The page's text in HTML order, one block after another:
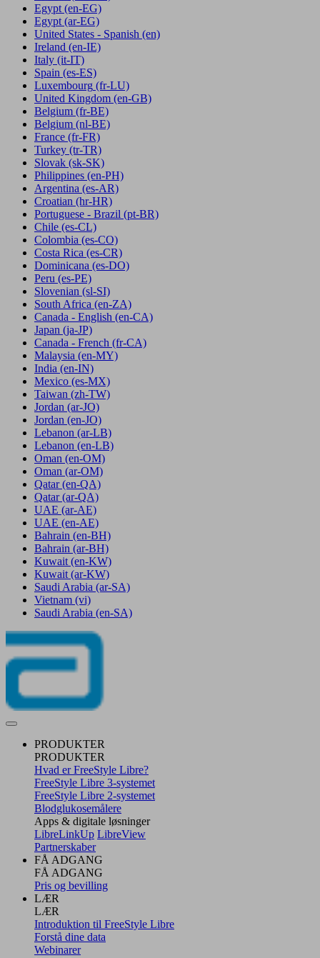
Egypt (en-EG)
Egypt (ar-EG)
United States - Spanish (en)
Ireland (en-IE)
Italy (it-IT)
Spain (es-ES)
Luxembourg (fr-LU)
United Kingdom (en-GB)
Belgium (fr-BE)
Belgium (nl-BE)
France (fr-FR)
Turkey (tr-TR)
Slovak (sk-SK)
Philippines (en-PH)
Argentina (es-AR)
Croatian (hr-HR)
Portuguese - Brazil (pt-BR)
Chile (es-CL)
Colombia (es-CO)
Costa Rica (es-CR)
Dominicana (es-DO)
Peru (es-PE)
Slovenian (sl-SI)
South Africa (en-ZA)
Canada - English (en-CA)
Japan (ja-JP)
Canada - French (fr-CA)
Malaysia (en-MY)
India (en-IN)
Mexico (es-MX)
Taiwan (zh-TW)
Jordan (ar-JO)
Jordan (en-JO)
Lebanon (ar-LB)
Lebanon (en-LB)
Oman (en-OM)
Oman (ar-OM)
Qatar (en-QA)
Qatar (ar-QA)
UAE (ar-AE)
UAE (en-AE)
Bahrain (en-BH)
Bahrain (ar-BH)
Kuwait (en-KW)
Kuwait (ar-KW)
Saudi Arabia (ar-SA)
Vietnam (vi)
Saudi Arabia (en-SA)
PRODUKTER
PRODUKTER
Hvad er FreeStyle Libre?
FreeStyle Libre 3-systemet
FreeStyle Libre 2-systemet
Blodglukosemålere
Apps & digitale løsninger
LibreLinkUp LibreView
Partnerskaber
FÅ ADGANG
FÅ ADGANG
Pris og bevilling
LÆR
LÆR
Introduktion til FreeStyle Libre
Forstå dine data
Webinarer